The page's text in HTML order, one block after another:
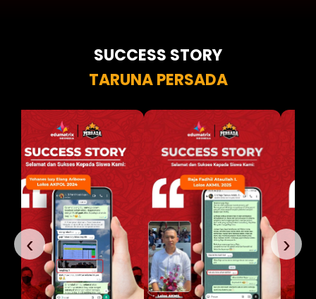
SUCCESS STORY
TARUNA PERSADA
‹ ›